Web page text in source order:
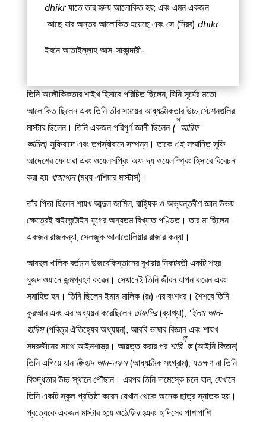
dhikrযাতে তার হৃদয় আলোকিত হয়; এবং এমন একজন
আছে যার অন্তর আলোকিত হয়েছে এবং সে (নিরব) dhikr
-ইবনে আতাইল্লাহ আস-সাকান্দারী
তিনি অলৌকিকতার শাইখ হিসাবে পরিচিত ছিলেন, যিনি সূর্যের মতো
আলোকিত ছিলেন এবং তিনি তাঁর সময়ের আধ্যাত্মিকতার উচ্চ স্টেশনগুলির
মাস্টার ছিলেন। তিনি একজন পরিপূর্ণ জ্ঞানী ছিলেন(
গ
আরিফ
কামিল) সুফিবাদে এবং তপস্বীবাদে সম্পন্ন। তাকে এই সম্মানিত সুফি
আদেশের ফোয়ারা এবং ওয়েলসপ্রিং অফ দ্য ওয়েলস্প্রিং হিসাবে বিবেচনা
করা হয় খাজাগান(মধ্য এশিয়ার মাস্টার্স)।
তাঁর পিতা ছিলেন শায়খ আব্দুল জামিল, বাহ্যিক ও অভ্যন্তরীণ জ্ঞান উভয়
ক্ষেত্রেই বাইজেন্টাইন যুগের অন্যতম বিখ্যাত পণ্ডিত। তার মা ছিলেন
একজন রাজকন্যা, সেলজুক আনাতোলিয়ার রাজার কন্যা।
আবদুল খালিক বর্তমান উজবেকিস্তানের বুখারার নিকটবর্তী একটি শহর
ঘুজদাওয়ানে জন্মগ্রহণ করেন। সেখানেই তিনি জীবন যাপন করেন এবং
সমাহিত হন। তিনি ছিলেন ইমাম মালিক (রঃ) এর বংশধর। শৈশবে তিনি
কুরআন এবং এর অধ্যয়ন করেছিলেনতাফসির(ব্যাখ্যা), 'ইলম আল-
হাদিস(পবিত্র ঐতিহ্যের অধ্যয়ন), আরবি ভাষার বিজ্ঞান এবং শায়খ
সদরুদ্দীনের সাথে আইনশাস্ত্র। আয়ত্ত করার পর শারি
গ
ক(আইনি বিজ্ঞান)
তিনি এগিয়ে যানজিহাদ আন-নফস(আধ্যাত্মিক সংগ্রাম), যতক্ষণ না তিনি
বিশুদ্ধতার উচ্চ স্থানে পৌঁছান। এরপর তিনি দামেস্কে চলে যান, যেখানে
তিনি একটি স্কুল প্রতিষ্ঠা করেন যেখান থেকে অনেক ছাত্র স্নাতক হয়।
প্রত্যেকে একজন মাস্টার হয়ে ওঠেফিকহএবং হাদিসের পাশাপাশি